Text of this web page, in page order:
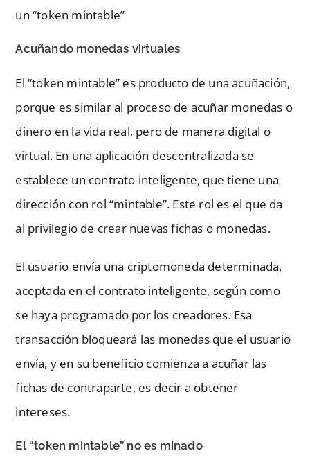
un “token mintable”
Acuñando monedas virtuales
El “token mintable” es producto de una acuñación,
porque es similar al proceso de acuñar monedas o
dinero en la vida real, pero de manera digital o
virtual. En una aplicación descentralizada se
establece un contrato inteligente, que tiene una
dirección con rol “mintable”. Este rol es el que da
al privilegio de crear nuevas fichas o monedas.
El usuario envía una criptomoneda determinada,
aceptada en el contrato inteligente, según como
se haya programado por los creadores. Esa
transacción bloqueará las monedas que el usuario
envía, y en su beneficio comienza a acuñar las
fichas de contraparte, es decir a obtener
intereses.
El “token mintable” no es minado